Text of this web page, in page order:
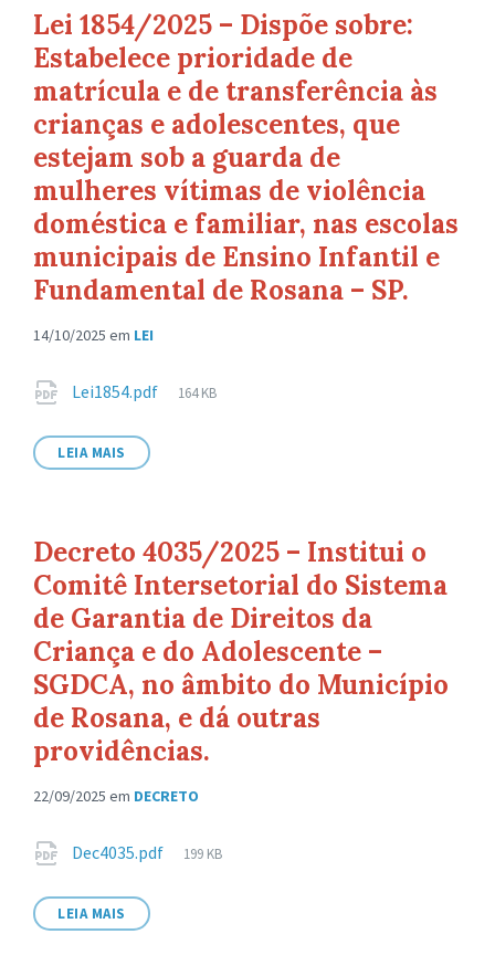
Lei 1854/2025 – Dispõe sobre:
Estabelece prioridade de
matrícula e de transferência às
crianças e adolescentes, que
estejam sob a guarda de
mulheres vítimas de violência
doméstica e familiar, nas escolas
municipais de Ensino Infantil e
Fundamental de Rosana – SP.
14/10/2025 em LEI
Anexos
Lei1854.pdf
Tamanho
164 KB
LEIA MAIS
Decreto 4035/2025 – Institui o
Comitê Intersetorial do Sistema
de Garantia de Direitos da
Criança e do Adolescente –
SGDCA, no âmbito do Município
de Rosana, e dá outras
providências.
22/09/2025 em DECRETO
Anexos
Dec4035.pdf
Tamanho
199 KB
LEIA MAIS